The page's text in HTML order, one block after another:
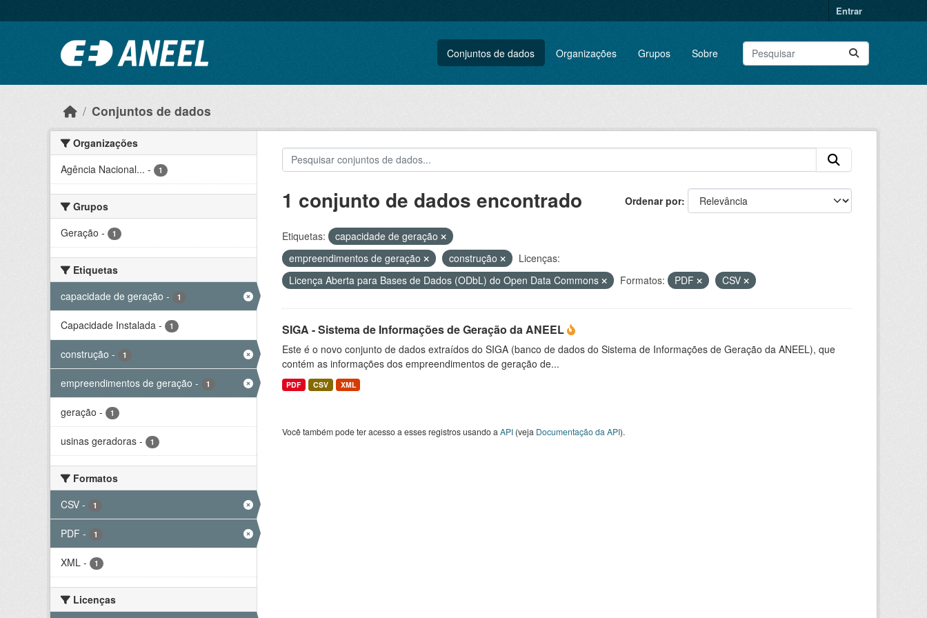
Entrar
Conjuntos de dados Organizações Grupos Sobre
Conjuntos de dados
Organizações
Agência Nacional... - 1
Grupos
Geração - 1
Etiquetas
capacidade de geração - 1
Capacidade Instalada - 1
construção - 1
empreendimentos de geração - 1
geração - 1
usinas geradoras - 1
Formatos
CSV - 1
PDF - 1
XML - 1
Licenças
Ordenar por
1 conjunto de dados encontrado
Etiquetas:
capacidade de geração
empreendimentos de geração
construção
Licenças:
Licença Aberta para Bases de Dados (ODbL) do Open Data Commons
Formatos: PDF CSV
SIGA - Sistema de Informações de Geração da ANEEL
Este é o novo conjunto de dados extraídos do SIGA (banco de dados do Sistema de Informações de Geração da ANEEL), que
contém as informações dos empreendimentos de geração de...
PDF CSV XML
Você também pode ter acesso a esses registros usando a API(veja Documentação da API).